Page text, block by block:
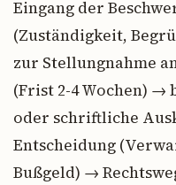
Eingang der
(Zuständigkeit,
zur Stellungnahme
(Frist 2-4 Wochen)
oder schriftliche
Entscheidung
Bußgeld) →